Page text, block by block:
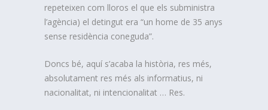
repeteixen com lloros el que els subministra
l’agència) el detingut era “un home de 35 anys
sense residència coneguda”.
Doncs bé, aquí s’acaba la història, res més,
absolutament res més als informatius, ni
nacionalitat, ni intencionalitat … Res.